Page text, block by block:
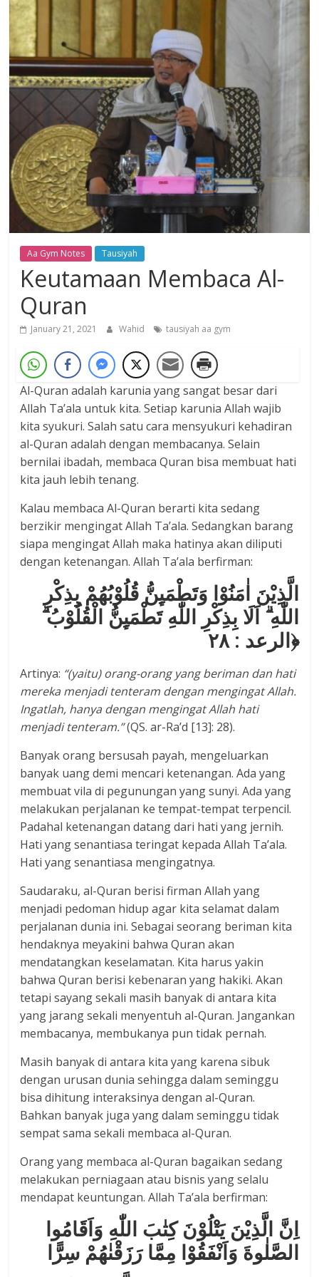
Dzikir,
Fikir,
Ikhtiar
Aa Gym Notes Tausiyah
Keutamaan Membaca Al-
Quran
January 21, 2021 Wahid tausiyah aa gym
Al-Quran adalah karunia yang sangat besar dari
Allah Ta’ala untuk kita. Setiap karunia Allah wajib
kita syukuri. Salah satu cara mensyukuri kehadiran
al-Quran adalah dengan membacanya. Selain
bernilai ibadah, membaca Quran bisa membuat hati
kita jauh lebih tenang.
Kalau membaca Al-Quran berarti kita sedang
berzikir mengingat Allah Ta’ala. Sedangkan barang
siapa mengingat Allah maka hatinya akan diliputi
dengan ketenangan. Allah Ta’ala berfirman:
الَّذِيْنَ اٰمَنُوْا وَتَطْمَىِٕنُّ قُلُوْبُهُمْ بِذِكْرِ
اللّٰهِ ۗ اَلَا بِذِكْرِ اللّٰهِ تَطْمَىِٕنُّ الْقُلُوْبُ ۗ
﴿الرعد : ۲۸
Artinya: “(yaitu) orang-orang yang beriman dan hati
mereka menjadi tenteram dengan mengingat Allah.
Ingatlah, hanya dengan mengingat Allah hati
menjadi tenteram.”(QS. ar-Ra’d [13]: 28).
Banyak orang bersusah payah, mengeluarkan
banyak uang demi mencari ketenangan. Ada yang
membuat vila di pegunungan yang sunyi. Ada yang
melakukan perjalanan ke tempat-tempat terpencil.
Padahal ketenangan datang dari hati yang jernih.
Hati yang senantiasa teringat kepada Allah Ta’ala.
Hati yang senantiasa mengingatnya.
Saudaraku, al-Quran berisi firman Allah yang
menjadi pedoman hidup agar kita selamat dalam
perjalanan dunia ini. Sebagai seorang beriman kita
hendaknya meyakini bahwa Quran akan
mendatangkan keselamatan. Kita harus yakin
bahwa Quran berisi kebenaran yang hakiki. Akan
tetapi sayang sekali masih banyak di antara kita
yang jarang sekali menyentuh al-Quran. Jangankan
membacanya, membukanya pun tidak pernah.
Masih banyak di antara kita yang karena sibuk
dengan urusan dunia sehingga dalam seminggu
bisa dihitung interaksinya dengan al-Quran.
Bahkan banyak juga yang dalam seminggu tidak
sempat sama sekali membaca al-Quran.
Orang yang membaca al-Quran bagaikan sedang
melakukan perniagaan atau bisnis yang selalu
mendapat keuntungan. Allah Ta’ala berfirman:
اِنَّ الَّذِيْنَ يَتْلُوْنَ كِتٰبَ اللّٰهِ وَاَقَامُوا
الصَّلٰوةَ وَاَنْفَقُوْا مِمَّا رَزَقْنٰهُمْ سِرًّا